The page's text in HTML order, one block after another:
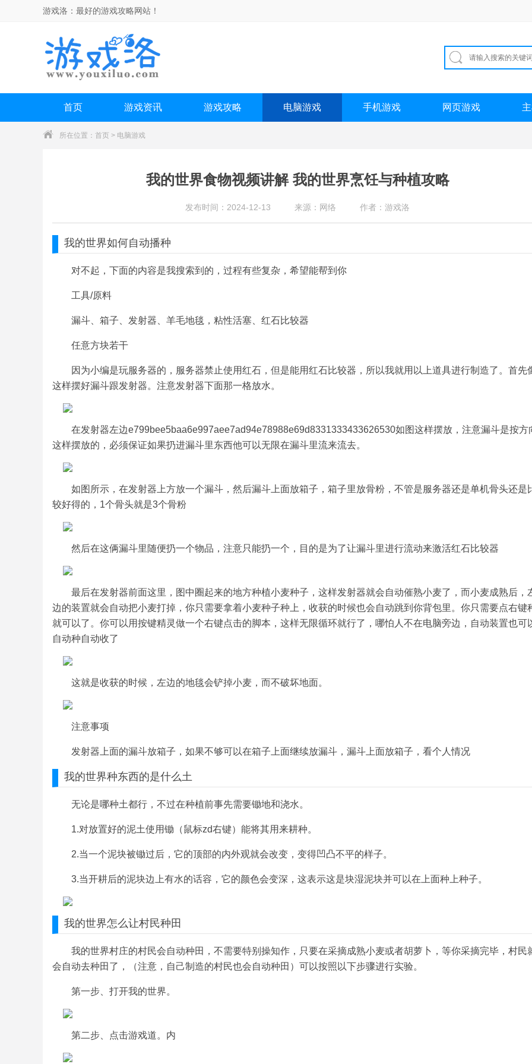
游戏洛： 最好的游戏攻略网站！
首页 游戏资讯 游戏攻略 电脑游戏 手机游戏 网页游戏
所在位置： 首页 > 电脑游戏
我的世界食物视频讲解 我的世界烹饪与种植攻略
发布时间：2024-12-13 来源：网络 作者：游戏洛
我的世界如何自动播种
对不起，下面的内容是我搜索到的，过程有些复杂，希望能帮到你
工具/原料
漏斗、箱子、发射器、羊毛地毯，粘性活塞、红石比较器
任意方块若干
因为小编是玩服务器的，服务器禁止使用红石，但是能用红石比较器，所以我就用以上道具进行制造了。首先
这样摆好漏斗跟发射器。注意发射器下面那一格放水。
在发射器左边e799bee5baa6e997aee7ad94e78988e69d8331333433626530如图这样摆放，注意漏斗是按方
这样摆放的，必须保证如果扔进漏斗里东西他可以无限在漏斗里流来流去。
如图所示，在发射器上方放一个漏斗，然后漏斗上面放箱子，箱子里放骨粉，不管是服务器还是单机骨头还是
较好得的，1个骨头就是3个骨粉
然后在这俩漏斗里随便扔一个物品，注意只能扔一个，目的是为了让漏斗里进行流动来激活红石比较器
最后在发射器前面这里，图中圈起来的地方种植小麦种子，这样发射器就会自动催熟小麦了，而小麦成熟后，
边的装置就会自动把小麦打掉，你只需要拿着小麦种子种上，收获的时候也会自动跳到你背包里。你只需要点右键
就可以了。你可以用按键精灵做一个右键点击的脚本，这样无限循环就行了，哪怕人不在电脑旁边，自动装置也可
自动种自动收了
这就是收获的时候，左边的地毯会铲掉小麦，而不破坏地面。
注意事项
发射器上面的漏斗放箱子，如果不够可以在箱子上面继续放漏斗，漏斗上面放箱子，看个人情况
我的世界种东西的是什么土
无论是哪种土都行，不过在种植前事先需要锄地和浇水。
1.对放置好的泥土使用锄（鼠标zd右键）能将其用来耕种。
2.当一个泥块被锄过后，它的顶部的内外观就会改变，变得凹凸不平的样子。
3.当开耕后的泥块边上有水的话容，它的颜色会变深，这表示这是块湿泥块并可以在上面种上种子。
我的世界怎么让村民种田
我的世界村庄的村民会自动种田，不需要特别操知作，只要在采摘成熟小麦或者胡萝卜，等你采摘完毕，村民
会自动去种田了，（注意，自己制造的村民也会自动种田）可以按照以下步骤进行实验。
第一步、打开我的世界。
第二步、点击游戏道。内